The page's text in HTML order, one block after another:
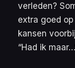
verleden?
extra goed
kansen
“Had ik